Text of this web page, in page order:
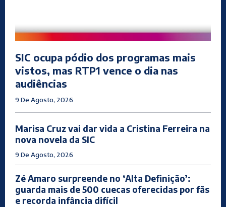
SIC ocupa pódio dos programas mais
vistos, mas RTP1 vence o dia nas
audiências
9 De Agosto, 2026
Marisa Cruz vai dar vida a Cristina Ferreira na
nova novela da SIC
9 De Agosto, 2026
Zé Amaro surpreende no ‘Alta Definição’:
guarda mais de 500 cuecas oferecidas por fãs
e recorda infância difícil